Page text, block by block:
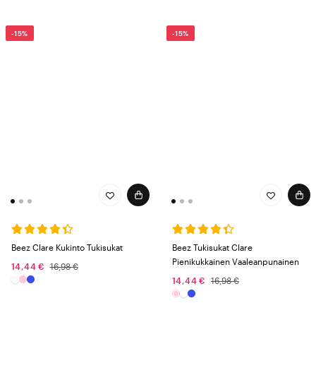
-15%
Beez Clare Kukinto Tukisukat
14,44 €
16,98 €
-15%
Beez Tukisukat Clare
Pienikukkainen Vaaleanpunainen
14,44 €
16,98 €